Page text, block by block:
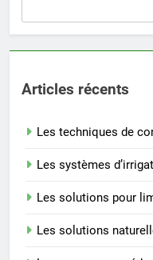
Articles récents
Les techniques de
Les systèmes
Les solutions pour
Les solutions